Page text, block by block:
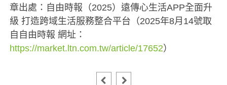
章出處：自由時報（2025）遠傳心生活APP全面升
級 打造跨域生活服務整合平台（2025年8月14號取
自自由時報 網址：
https://market.ltn.com.tw/article/17652）